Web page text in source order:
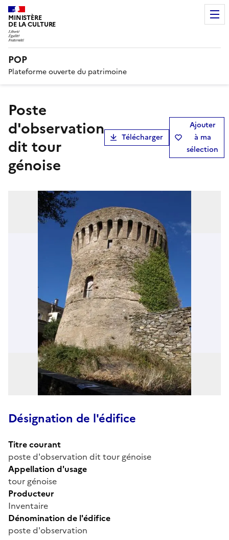
MINISTÈRE
DE LA CULTURE
POP
Plateforme ouverte du patrimoine
poste
d'observation
dit tour
génoise
Télécharger
Ajouter
à ma
sélection
Désignation de l'édifice
Titre courant
poste d'observation dit tour génoise
Appellation d'usage
tour génoise
Producteur
Inventaire
Dénomination de l'édifice
poste d'observation